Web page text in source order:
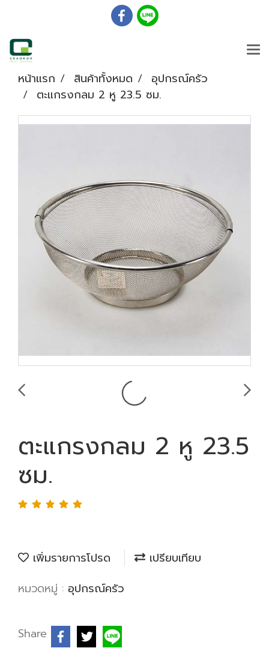
หน้าแรก สินค้าทั้งหมด
อุปกรณ์ครัว
ตะแกรงกลม 2 หู 23.5 ซม.
ตะแกรงกลม 2 หู 23.5
ซม.
เพิ่มรายการโปรด
เปรียบเทียบ
หมวดหมู่ : อุปกรณ์ครัว
Share